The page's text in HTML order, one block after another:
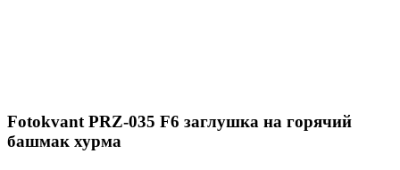
Fotokvant PRZ-035 F6 заглушка на горячий
башмак хурма